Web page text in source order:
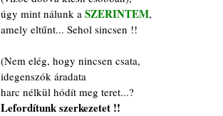
úgy mint nálunk a SZERINTEM,
amely eltűnt... Sehol sincsen !!
(Nem elég, hogy nincsen csata,
idegenszók áradata
harc nélkül hódít meg teret...?
Lefordítunk szerkezetet !!